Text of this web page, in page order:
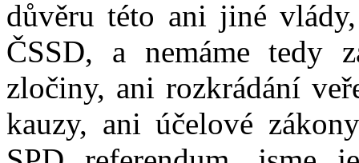
důvěru této ani jiné
ČSSD, a nemáme tedy
zločiny, ani rozkrádání
kauzy, ani účelové